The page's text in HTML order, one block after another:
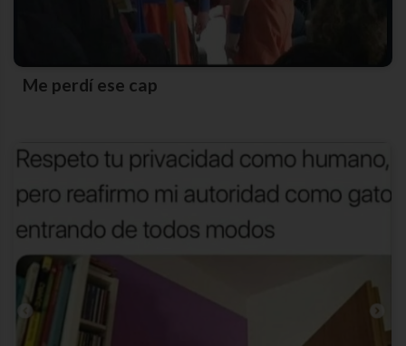
Me perdí ese cap